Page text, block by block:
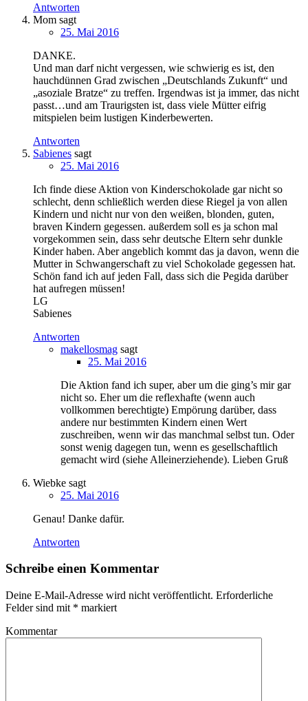
Antworten
Mom sagt
25. Mai 2016
DANKE.
Und man darf nicht vergessen, wie schwierig es ist, den
hauchdünnen Grad zwischen „Deutschlands Zukunft“ und
„asoziale Bratze“ zu treffen. Irgendwas ist ja immer, das nicht
passt…und am Traurigsten ist, dass viele Mütter eifrig
mitspielen beim lustigen Kinderbewerten.
Antworten
Sabienes sagt
25. Mai 2016
Ich finde diese Aktion von Kinderschokolade gar nicht so
schlecht, denn schließlich werden diese Riegel ja von allen
Kindern und nicht nur von den weißen, blonden, guten,
braven Kindern gegessen. außerdem soll es ja schon mal
vorgekommen sein, dass sehr deutsche Eltern sehr dunkle
Kinder haben. Aber angeblich kommt das ja davon, wenn die
Mutter in Schwangerschaft zu viel Schokolade gegessen hat.
Schön fand ich auf jeden Fall, dass sich die Pegida darüber
hat aufregen müssen!
LG
Sabienes
Antworten
makellosmag sagt
25. Mai 2016
Die Aktion fand ich super, aber um die ging’s mir gar
nicht so. Eher um die reflexhafte (wenn auch
vollkommen berechtigte) Empörung darüber, dass
andere nur bestimmten Kindern einen Wert
zuschreiben, wenn wir das manchmal selbst tun. Oder
sonst wenig dagegen tun, wenn es gesellschaftlich
gemacht wird (siehe Alleinerziehende). Lieben Gruß
Wiebke sagt
25. Mai 2016
Genau! Danke dafür.
Antworten
Schreibe einen Kommentar
Deine E-Mail-Adresse wird nicht veröffentlicht. Erforderliche
Felder sind mit * markiert
Kommentar